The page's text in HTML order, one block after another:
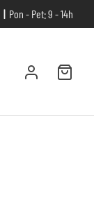
|Pon - Pet: 9 - 14h